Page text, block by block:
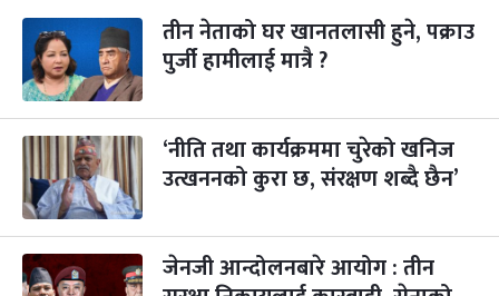
३
मंगल
महानवमी
कार्तिक ३, २०८३-Oct 20, 2026
२ महिना बाँकी
४
बुध कार्तिक ४, २०८३ -Oct 21, 2026
५
बिहि
पापा‌ङ्कुशा एकादशी व्रत
कार्तिक ५, २०८३
२ महिना बाँकी
२२
आइत
कुकुर तिहार
कार्तिक २२, २०८३-Nov 8, 2026
३ महिना बाँकी
तीन नेताको घर खानतलासी हुने, पक्राउ
पुर्जी हामीलाई मात्रै ?
‘नीति तथा कार्यक्रममा चुरेको खनिज
उत्खननको कुरा छ, संरक्षण शब्दै छैन’
जेनजी आन्दोलनबारे आयोग : तीन